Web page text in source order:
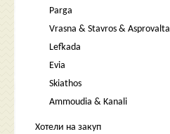
Parga
Vrasna & Stavros & Asprovalta
Lefkada
Evia
Skiathos
Ammoudia & Kanali
Хотели на закуп